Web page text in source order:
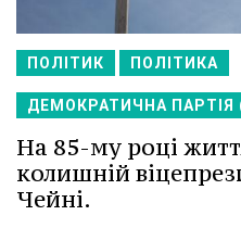
ПОЛІТИК ПОЛІТИКА
ДЕМОКРАТИЧНА ПАРТІЯ
На 85-му році
колишній
Чейні.